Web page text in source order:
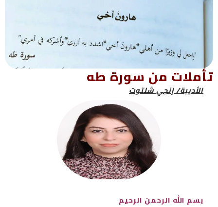
تأملات من سورة طه
الأديبة/إنجي شلتوت
بسم الله الرحمن الرحيم